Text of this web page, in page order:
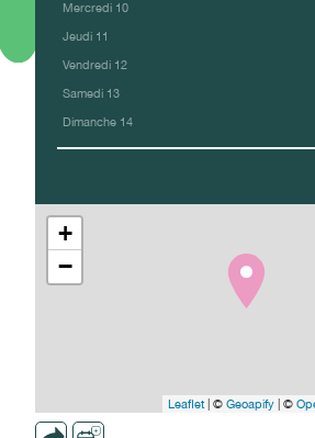
Mercredi 10
Jeudi 11
Vendredi 12
Samedi 13
Dimanche 14
+
−
Leaflet| © Geoapify | ©